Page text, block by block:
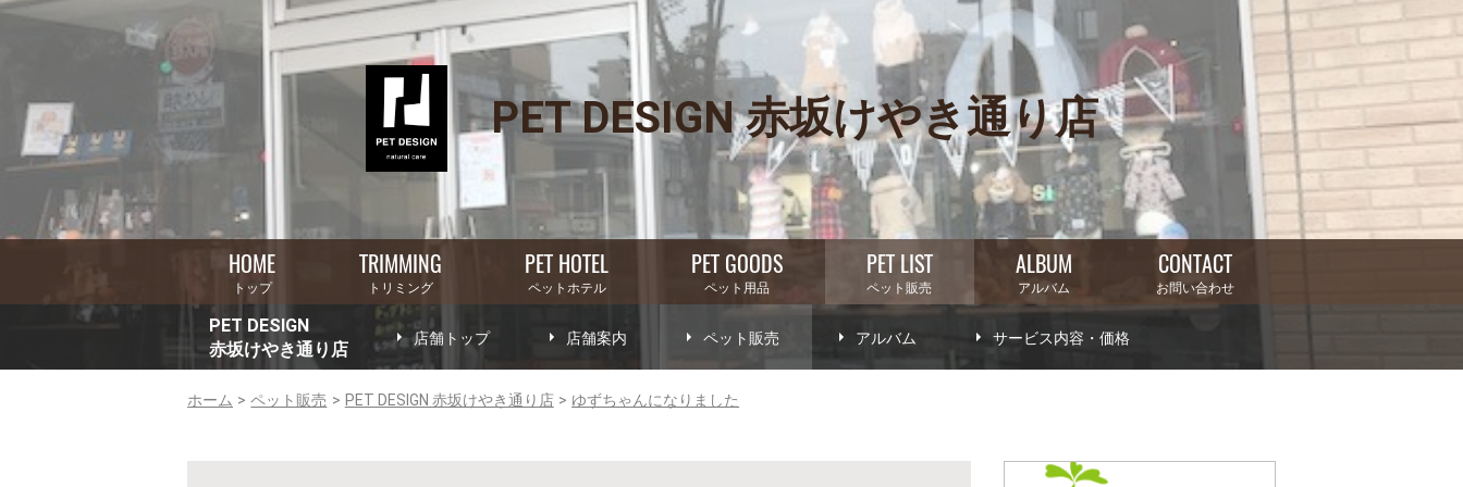
PET DESIGN 赤坂けやき通り店
HOME
トップ
TRIMMING
トリミング
PET HOTEL
ペットホテル
PET GOODS
ペット用品
PET LIST
ペット販売
ALBUM
アルバム
CONTACT
お問い合わせ
PET DESIGN
赤坂けやき通り店
店舗トップ 店舗案内 ペット販売 アルバム サービス内容・価格
ホーム ペット販売 PET DESIGN 赤坂けやき通り店 ゆずちゃんになりました